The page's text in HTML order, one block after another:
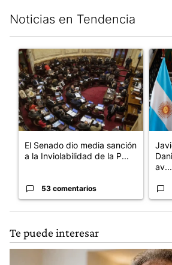
Noticias en Tendencia
Un artículo de tendencia con el título
El Senado dio media sanción
a la Inviolabilidad de la P...
53 comentarios
Un
av...